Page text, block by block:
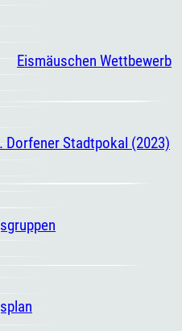
Eismäuschen Wettbewerb
Dorfener Stadtpokal (2023)